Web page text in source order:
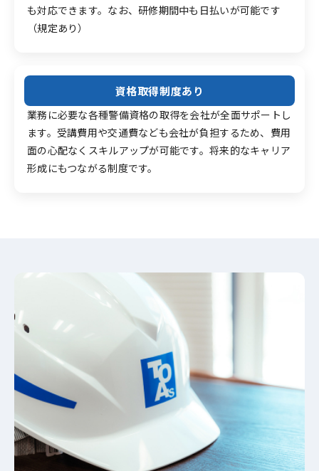
も対応できます。なお、研修期間中も日払いが可能です
（規定あり）
資格取得制度あり
業務に必要な各種警備資格の取得を会社が全面サポートし
ます。受講費用や交通費なども会社が負担するため、費用
面の心配なくスキルアップが可能です。将来的なキャリア
形成にもつながる制度です。